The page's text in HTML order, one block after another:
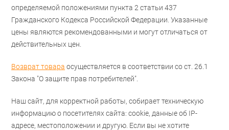
определяемой положениями пункта 2 статьи 437
Гражданского Кодекса Российской Федерации. Указанные
цены являются рекомендованными и могут отличаться от
действительных цен.
Возврат товара осуществляется в соответствии со ст. 26.1
Закона "О защите прав потребителей".
Наш сайт, для корректной работы, собирает техническую
информацию о посетителях сайта: cookie, данные об IP-
адресе, местоположении и другую. Если вы не хотите